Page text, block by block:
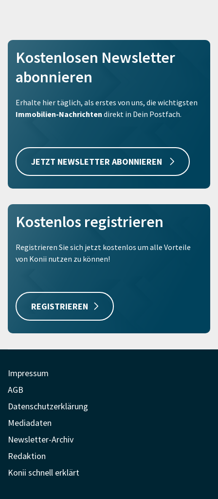
Kostenlosen Newsletter
abonnieren
Erhalte hier täglich, als erstes von uns, die wichtigsten
Immobilien-Nachrichten direkt in Dein Postfach.
JETZT NEWSLETTER ABONNIEREN
Kostenlos registrieren
Registrieren Sie sich jetzt kostenlos um alle Vorteile
von Konii nutzen zu können!
REGISTRIEREN
Impressum
AGB
Datenschutzerklärung
Mediadaten
Newsletter-Archiv
Redaktion
Konii schnell erklärt